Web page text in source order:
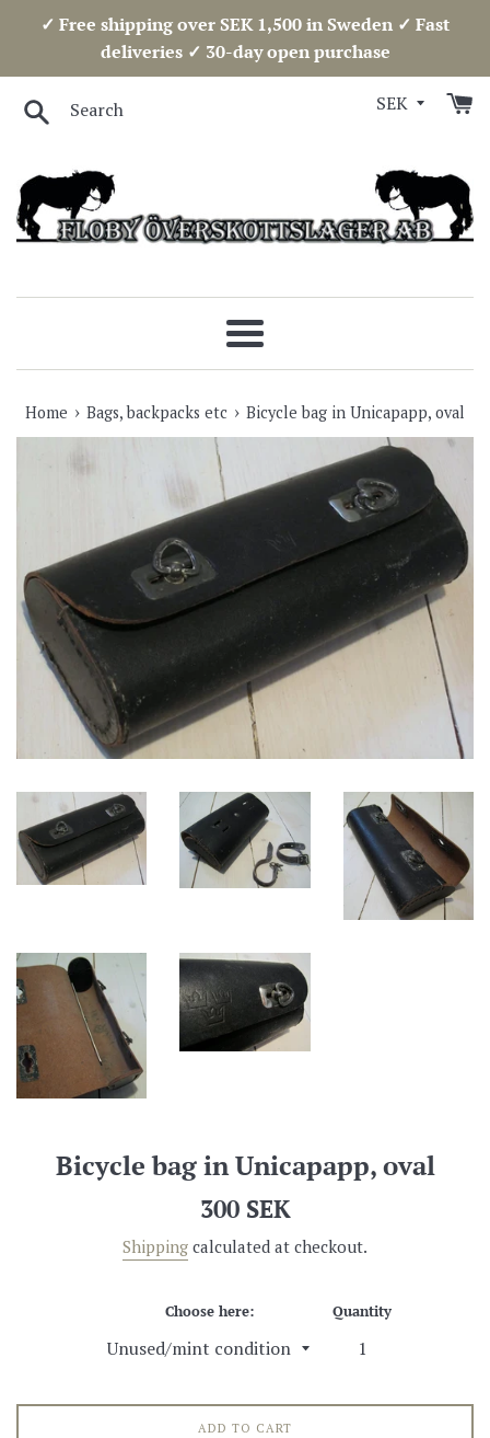
✓ Free shipping over SEK 1,500 in Sweden ✓ Fast
deliveries ✓ 30-day open purchase
Search
Menu
Home › Bags, backpacks etc › Bicycle bag in Unicapapp, oval
Bicycle bag in Unicapapp, oval
Regular
300 SEK
Shipping calculated at checkout.
Choose here: Quantity
ADD TO CART